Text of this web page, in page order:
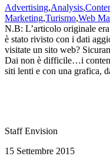
Advertising,Analysis,
Marketing,Turismo,Web
N.B: L’articolo originale
è stato rivisto con i dati
visitate un sito web?
Dai non è difficile…i
siti lenti e con una grafica,
Staff Envision
15 Settembre 2015